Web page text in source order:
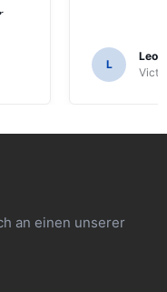
L
an einen unserer